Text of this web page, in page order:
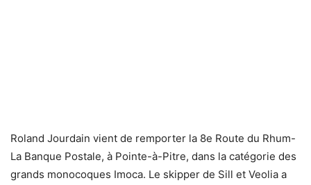
Roland Jourdain vient de remporter la 8e Route du Rhum-
La Banque Postale, à Pointe-à-Pitre, dans la catégorie des
grands monocoques Imoca. Le skipper de Sill et Veolia a